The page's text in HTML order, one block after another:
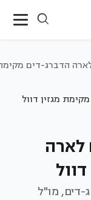
הדברג-דים מקימת
לארה
דים, מו"ל